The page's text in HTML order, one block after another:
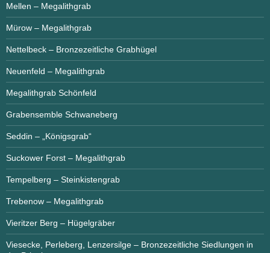
Mellen – Megalithgrab
Mürow – Megalithgrab
Nettelbeck – Bronzezeitliche Grabhügel
Neuenfeld – Megalithgrab
Megalithgrab Schönfeld
Grabensemble Schwaneberg
Seddin – „Königsgrab“
Suckower Forst – Megalithgrab
Tempelberg – Steinkistengrab
Trebenow – Megalithgrab
Vieritzer Berg – Hügelgräber
Viesecke, Perleberg, Lenzersilge – Bronzezeitliche Siedlungen in